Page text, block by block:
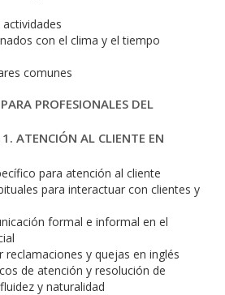
con el clima y el tiempo
comunes
PROFESIONALES DEL
ATENCIÓN AL CLIENTE EN
para atención al cliente
para interactuar con clientes y
formal e informal en el
reclamaciones y quejas en inglés
de atención y resolución de
y naturalidad